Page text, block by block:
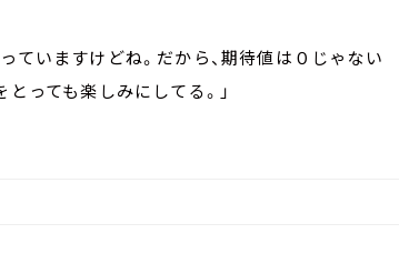
ていますけどね。だから、期待値は０じゃない
っても楽しみにしてる。」